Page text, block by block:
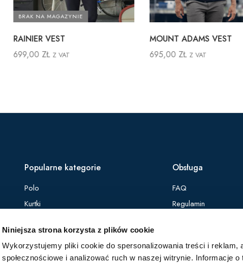
Niniejsza strona korzysta z plików cookie
Wykorzystujemy pliki cookie do spersonalizowania treści i reklam,
społecznościowe i analizować ruch w naszej witrynie. Informacje
BRAK NA MAGAZYNIE
RAINIER VEST
699,00 ZŁ Z VAT
MOUNT ADAMS VEST
695,00 ZŁ Z VAT
Popularne kategorie
Polo
Kurtki
Softshelle
Bezrękawniki
Obsługa
FAQ
Regulamin